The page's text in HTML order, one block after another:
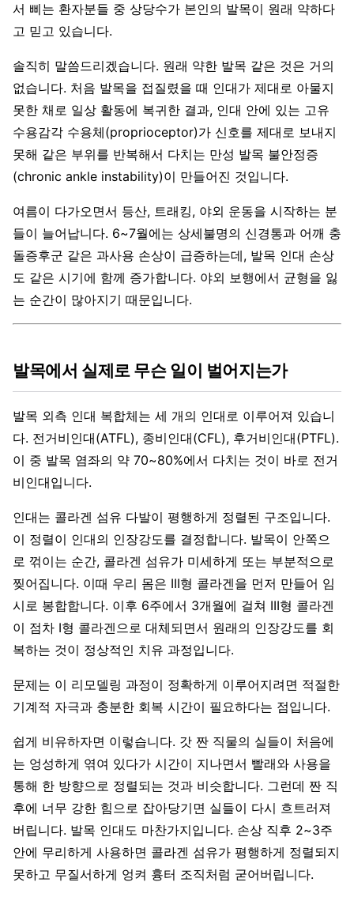
서 삐는 환자분들 중 상당수가 본인의 발목이 원래 약하다
고 믿고 있습니다.
솔직히 말씀드리겠습니다. 원래 약한 발목 같은 것은 거의
없습니다. 처음 발목을 접질렸을 때 인대가 제대로 아물지
못한 채로 일상 활동에 복귀한 결과, 인대 안에 있는 고유
수용감각 수용체(proprioceptor)가 신호를 제대로 보내지
못해 같은 부위를 반복해서 다치는 만성 발목 불안정증
(chronic ankle instability)이 만들어진 것입니다.
여름이 다가오면서 등산, 트래킹, 야외 운동을 시작하는 분
들이 늘어납니다. 6~7월에는 상세불명의 신경통과 어깨 충
돌증후군 같은 과사용 손상이 급증하는데, 발목 인대 손상
도 같은 시기에 함께 증가합니다. 야외 보행에서 균형을 잃
는 순간이 많아지기 때문입니다.
발목에서 실제로 무슨 일이 벌어지는가
발목 외측 인대 복합체는 세 개의 인대로 이루어져 있습니
다. 전거비인대(ATFL), 종비인대(CFL), 후거비인대(PTFL).
이 중 발목 염좌의 약 70~80%에서 다치는 것이 바로 전거
비인대입니다.
인대는 콜라겐 섬유 다발이 평행하게 정렬된 구조입니다.
이 정렬이 인대의 인장강도를 결정합니다. 발목이 안쪽으
로 꺾이는 순간, 콜라겐 섬유가 미세하게 또는 부분적으로
찢어집니다. 이때 우리 몸은 III형 콜라겐을 먼저 만들어 임
시로 봉합합니다. 이후 6주에서 3개월에 걸쳐 III형 콜라겐
이 점차 I형 콜라겐으로 대체되면서 원래의 인장강도를 회
복하는 것이 정상적인 치유 과정입니다.
문제는 이 리모델링 과정이 정확하게 이루어지려면 적절한
기계적 자극과 충분한 회복 시간이 필요하다는 점입니다.
쉽게 비유하자면 이렇습니다. 갓 짠 직물의 실들이 처음에
는 엉성하게 엮여 있다가 시간이 지나면서 빨래와 사용을
통해 한 방향으로 정렬되는 것과 비슷합니다. 그런데 짠 직
후에 너무 강한 힘으로 잡아당기면 실들이 다시 흐트러져
버립니다. 발목 인대도 마찬가지입니다. 손상 직후 2~3주
안에 무리하게 사용하면 콜라겐 섬유가 평행하게 정렬되지
못하고 무질서하게 엉켜 흉터 조직처럼 굳어버립니다.